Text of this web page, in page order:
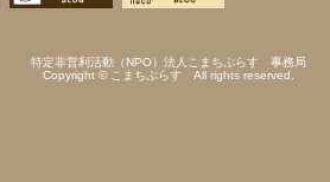
特定非営利活動（NPO）法人こまちぷらす 事務局
Copyright © こまちぷらす All rights reserved.